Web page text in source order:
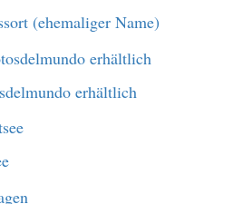
(ehemaliger Name)
erhältlich